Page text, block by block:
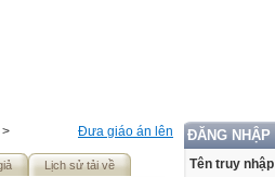
ĐĂNG NHẬP
Tên truy nhập
Đưa giáo án lên
>
Lịch sử tải về